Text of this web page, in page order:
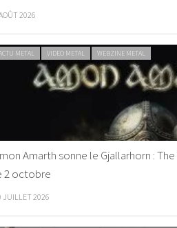
2026
METAL VIDEO METAL WEBZINE METAL
Amarth sonne le Gjallarhorn :
2 octobre
JUILLET 2026